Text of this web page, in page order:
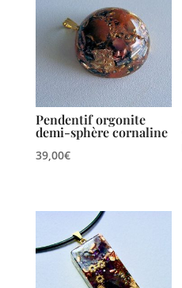
Pendentif orgonite
demi-sphère cornaline
39,00€